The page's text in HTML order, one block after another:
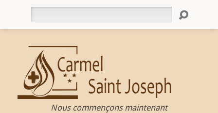
Nous commençons maintenant